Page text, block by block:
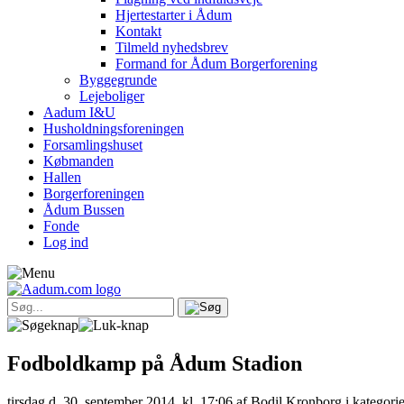
Hjertestarter i Ådum
Kontakt
Tilmeld nyhedsbrev
Formand for Ådum Borgerforening
Byggegrunde
Lejeboliger
Aadum I&U
Husholdningsforeningen
Forsamlingshuset
Købmanden
Hallen
Borgerforeningen
Ådum Bussen
Fonde
Log ind
Fodboldkamp på Ådum Stadion